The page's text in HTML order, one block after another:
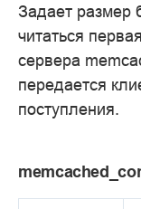
Задает размер
читаться
сервера
передается
поступления.